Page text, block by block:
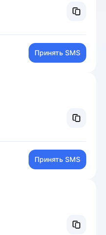
Принять SMS
Принять SMS